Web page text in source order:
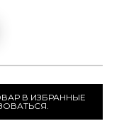
В ИЗБРАННЫЕ